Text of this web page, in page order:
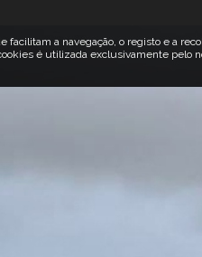
a navegação, o registo e a
é utilizada exclusivamente pelo